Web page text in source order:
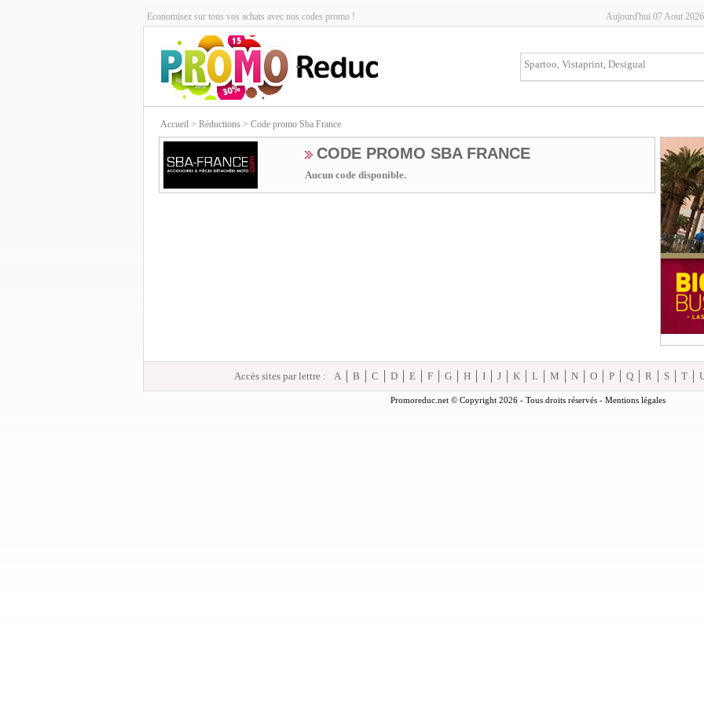
Economisez sur tous vos achats avec nos codes promo ! Aujourd'hui 07 Aout
Accueil > Réductions > Code promo Sba France
CODE PROMO SBA FRANCE
Aucun code disponible.
Accès sites par lettre : A B C D E F G H I J K L M N O P Q R S T
Promoreduc.net © Copyright 2026 - Tous droits réservés - Mentions légales